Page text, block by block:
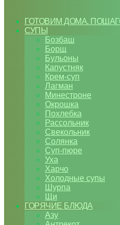
ГОТОВИМ ДОМА.
СУПЫ
Бозбаш
Борщ
Бульоны
Капустняк
Крем-суп
Лагман
Минестроне
Окрошка
Похлебка
Рассольник
Свекольник
Солянка
Суп-пюре
Уха
Харчо
Холодные супы
Шурпа
Щи
ГОРЯЧИЕ БЛЮДА
Азу